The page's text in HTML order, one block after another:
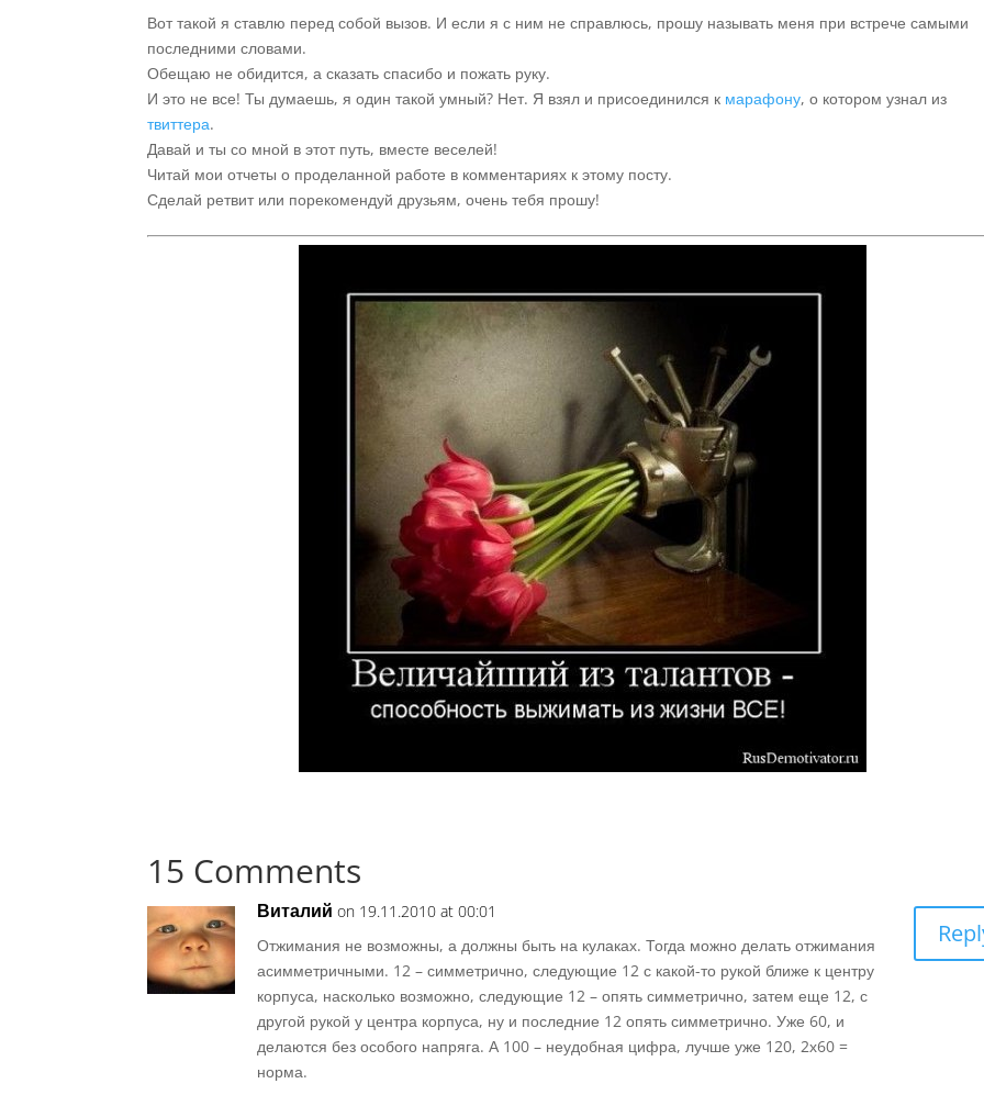
Вот такой я ставлю перед собой вызов. И если я с ним не справлюсь, прошу называть меня при встрече самыми
последними словами.
Обещаю не обидится, а сказать спасибо и пожать руку.
И это не все! Ты думаешь, я один такой умный? Нет. Я взял и присоединился к марафону, о котором узнал из
твиттера.
Давай и ты со мной в этот путь, вместе веселей!
Читай мои отчеты о проделанной работе в комментариях к этому посту.
Сделай ретвит или порекомендуй друзьям, очень тебя прошу!
15 Comments
Виталий on 19.11.2010 at 00:01
Отжимания не возможны, а должны быть на кулаках. Тогда можно делать отжимания
асимметричными. 12 – симметрично, следующие 12 с какой-то рукой ближе к центру
корпуса, насколько возможно, следующие 12 – опять симметрично, затем еще 12, с
другой рукой у центра корпуса, ну и последние 12 опять симметрично. Уже 60, и
делаются без особого напряга. А 100 – неудобная цифра, лучше уже 120, 2х60 =
норма.